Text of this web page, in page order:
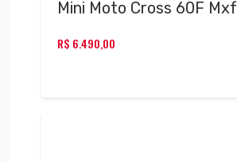
Mini Moto Cross 60F Mxf
R$ 6.490,00